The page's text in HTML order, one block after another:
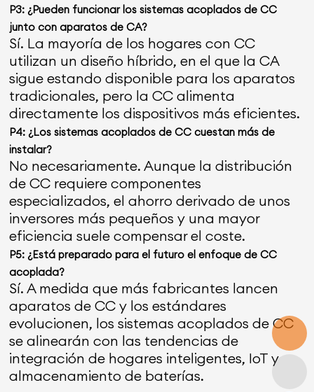
P3: ¿Pueden funcionar los sistemas acoplados de CC
junto con aparatos de CA?
Sí. La mayoría de los hogares con CC
utilizan un diseño híbrido, en el que la CA
sigue estando disponible para los aparatos
tradicionales, pero la CC alimenta
directamente los dispositivos más eficientes.
P4: ¿Los sistemas acoplados de CC cuestan más de
instalar?
No necesariamente. Aunque la distribución
de CC requiere componentes
especializados, el ahorro derivado de unos
inversores más pequeños y una mayor
eficiencia suele compensar el coste.
P5: ¿Está preparado para el futuro el enfoque de CC
acoplada?
Sí. A medida que más fabricantes lancen
aparatos de CC y los estándares
evolucionen, los sistemas acoplados de CC
se alinearán con las tendencias de
integración de hogares inteligentes, IoT y
almacenamiento de baterías.